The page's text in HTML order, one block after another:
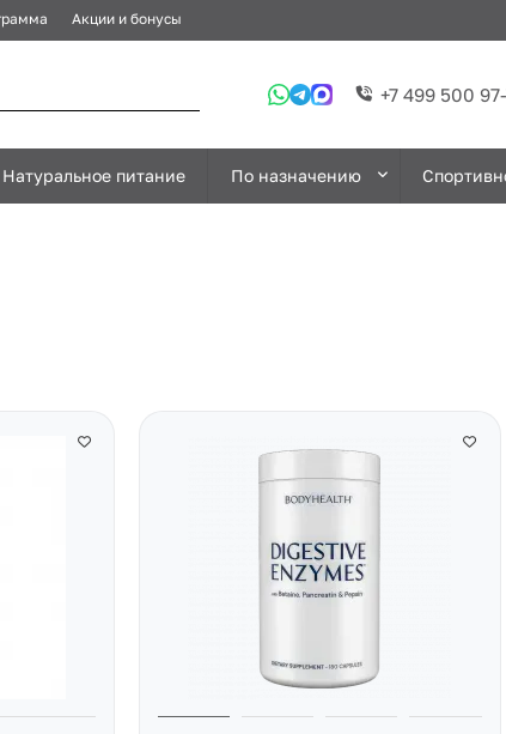
Акции и бонусы
+7 499 500
Натуральное питание По назначению